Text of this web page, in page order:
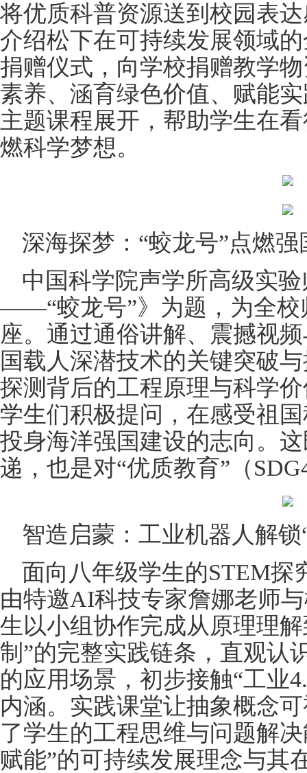
将优质科普资源送到校园表
介绍松下在可持续发展领域
捐赠仪式，向学校捐赠教学
素养、涵育绿色价值、赋能
主题课程展开，帮助学生在
燃科学梦想。
深海探梦：“蛟龙号”点燃强
中国科学院声学所高级实
——“蛟龙号”》为题，为全校
座。通过通俗讲解、震撼视
国载人深潜技术的关键突破
探测背后的工程原理与科学
学生们积极提问，在感受祖
投身海洋强国建设的志向。
递，也是对“优质教育”（
智造启蒙：工业机器人解锁
面向八年级学生的STEM探
由特邀AI科技专家詹娜老师
生以小组协作完成从原理理
制”的完整实践链条，直观认
的应用场景，初步接触“工业
内涵。实践课堂让抽象概念
了学生的工程思维与问题解
赋能”的可持续发展理念与其